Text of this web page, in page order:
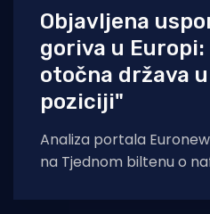
Objavljena
goriva u
otočna država
poziciji"
Analiza portala
na Tjednom biltenu o